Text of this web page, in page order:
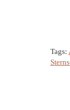
Tags: